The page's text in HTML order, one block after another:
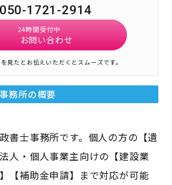
050-1721-2914
24時間受付中
お問い合わせ
見たとお伝えいただくとスムーズです。
務所の概要
書士事務所です。個人の方の【遺
人・個人事業主向けの【建設業
【補助金申請】まで対応が可能